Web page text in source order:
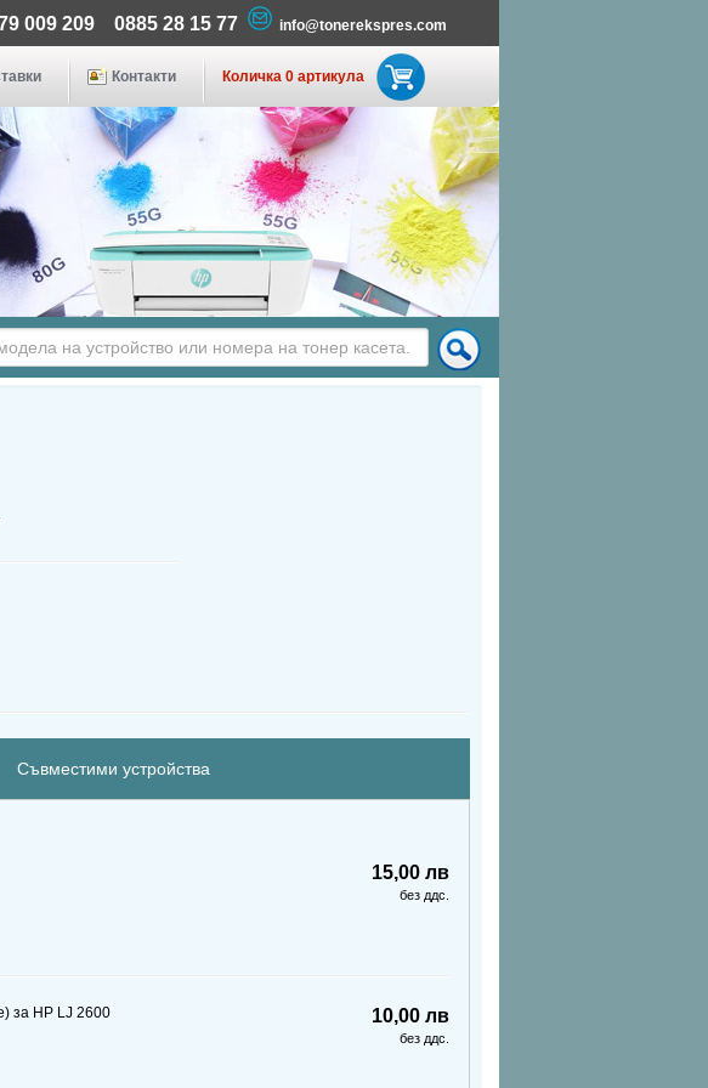
009 209 0885 28 15 77 info@tonerekspres.com
Контакти Количка 0 артикула
Съвместими устройства
15,00 лв
без ддс.
за HP LJ 2600 10,00 лв
без ддс.